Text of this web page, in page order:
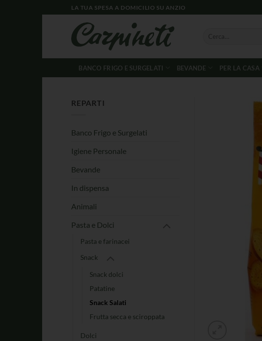
LA TUA SPESA A DOMICILIO SU ANZIO
BANCO FRIGO E SURGELATI BEVANDE PER LA CASA
REPARTI
Banco Frigo e Surgelati
Igiene Personale
Bevande
In dispensa
Animali
Pasta e Dolci
Pasta e farinacei
Snack
Snack dolci
Patatine
Snack Salati
Frutta secca e sciroppata
Dolci